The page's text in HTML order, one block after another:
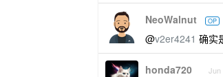
NeoWalnut OP
@v2er4241 确实
honda720 Jun